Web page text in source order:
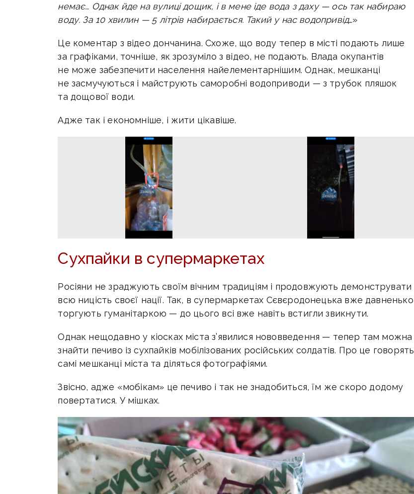
немає… Однак йде на вулиці дощик, і в мене іде вода з даху — ось так набираю
воду. За 10 хвилин — 5 літрів набирається. Такий у нас водопривід…»
Це коментар з відео дончанина. Схоже, що воду тепер в місті подають лише
за графіками, точніше, як зрозуміло з відео, не подають. Влада окупантів
не може забезпечити населення найелементарнішим. Однак, мешканці
не засмучуються і майструють саморобні водоприводи — з трубок пляшок
та дощової води.
Адже так і економніше, і жити цікавіше.
Сухпайки в супермаркетах
Росіяни не зраджують своїм вічним традиціям і продовжують демонструвати
всю ницість своєї нації. Так, в супермаркетах Сєвєродонецька вже давненько
торгують гуманітаркою — до цього всі вже навіть встигли звикнути.
Однак нещодавно у кіосках міста з’явилися нововведення — тепер там можна
знайти печиво із сухпайків мобілізованих російських солдатів. Про це говорять
самі мешканці міста та діляться фотографіями.
Звісно, адже «мобікам» це печиво і так не знадобиться, їм же скоро додому
повертатися. У мішках.